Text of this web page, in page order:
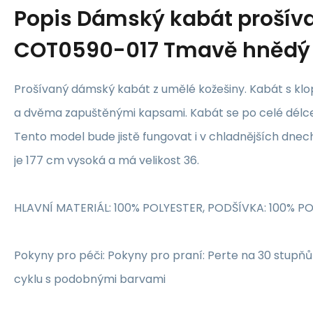
Popis Dámský kabát
COT0590-017 Tmavě
Prošívaný dámský kabát z umělé kožešiny. Kabát s
a dvěma zapuštěnými kapsami. Kabát se po celé
Tento model bude jistě fungovat i v chladnějších
je 177 cm vysoká a má velikost 36.
HLAVNÍ MATERIÁL: 100% POLYESTER, PODŠÍVKA: 100%
Pokyny pro péči: Pokyny pro praní: Perte na 30
cyklu s podobnými barvami